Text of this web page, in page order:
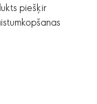
piešķir